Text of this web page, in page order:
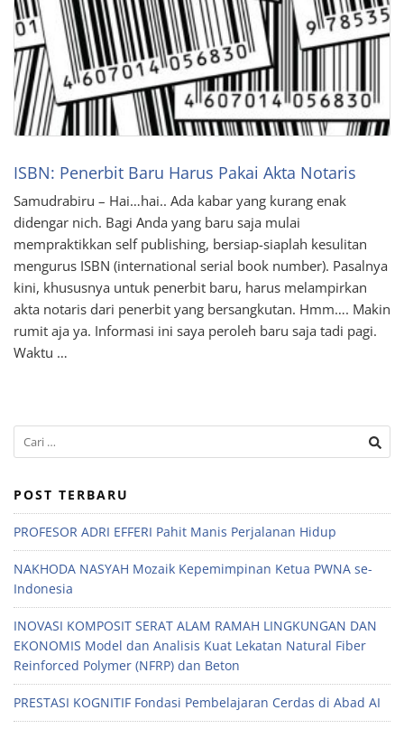
ISBN: Penerbit Baru Harus Pakai Akta Notaris
Samudrabiru – Hai…hai.. Ada kabar yang kurang enak
didengar nich. Bagi Anda yang baru saja mulai
mempraktikkan self publishing, bersiap-siaplah kesulitan
mengurus ISBN (international serial book number). Pasalnya
kini, khususnya untuk penerbit baru, harus melampirkan
akta notaris dari penerbit yang bersangkutan. Hmm…. Makin
rumit aja ya. Informasi ini saya peroleh baru saja tadi pagi.
Waktu …
POST TERBARU
PROFESOR ADRI EFFERI Pahit Manis Perjalanan Hidup
NAKHODA NASYAH Mozaik Kepemimpinan Ketua PWNA se-
Indonesia
INOVASI KOMPOSIT SERAT ALAM RAMAH LINGKUNGAN DAN
EKONOMIS Model dan Analisis Kuat Lekatan Natural Fiber
Reinforced Polymer (NFRP) dan Beton
PRESTASI KOGNITIF Fondasi Pembelajaran Cerdas di Abad AI